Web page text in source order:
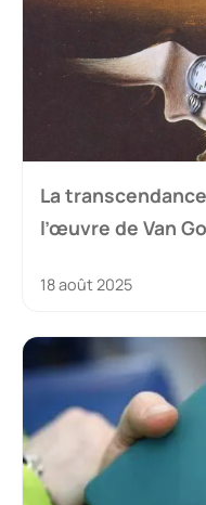
La
l’œuvre de Van
18 août 2025